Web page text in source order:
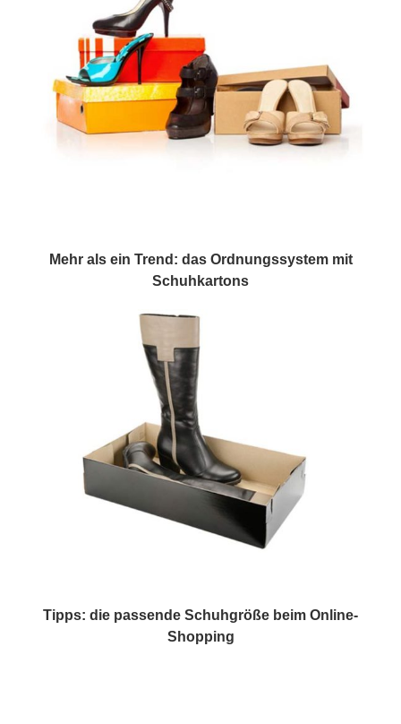
Mehr als ein Trend: das Ordnungssystem mit
Schuhkartons
Tipps: die passende Schuhgröße beim Online-
Shopping